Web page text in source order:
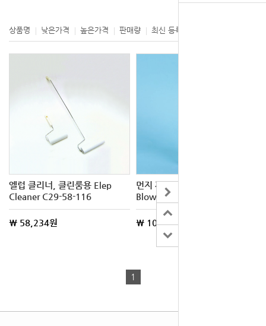
상품명 낮은가격 높은가격 판매량 최신 등록
엘럽 클리너, 클린룸용 Elep
Cleaner C29-58-116
\ 58,234원
먼지 제거제 Air Blower / Dust
Blower C29-211-101
\ 10,582원
1